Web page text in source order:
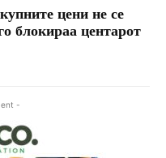
цени не се
блокираа центарот
-